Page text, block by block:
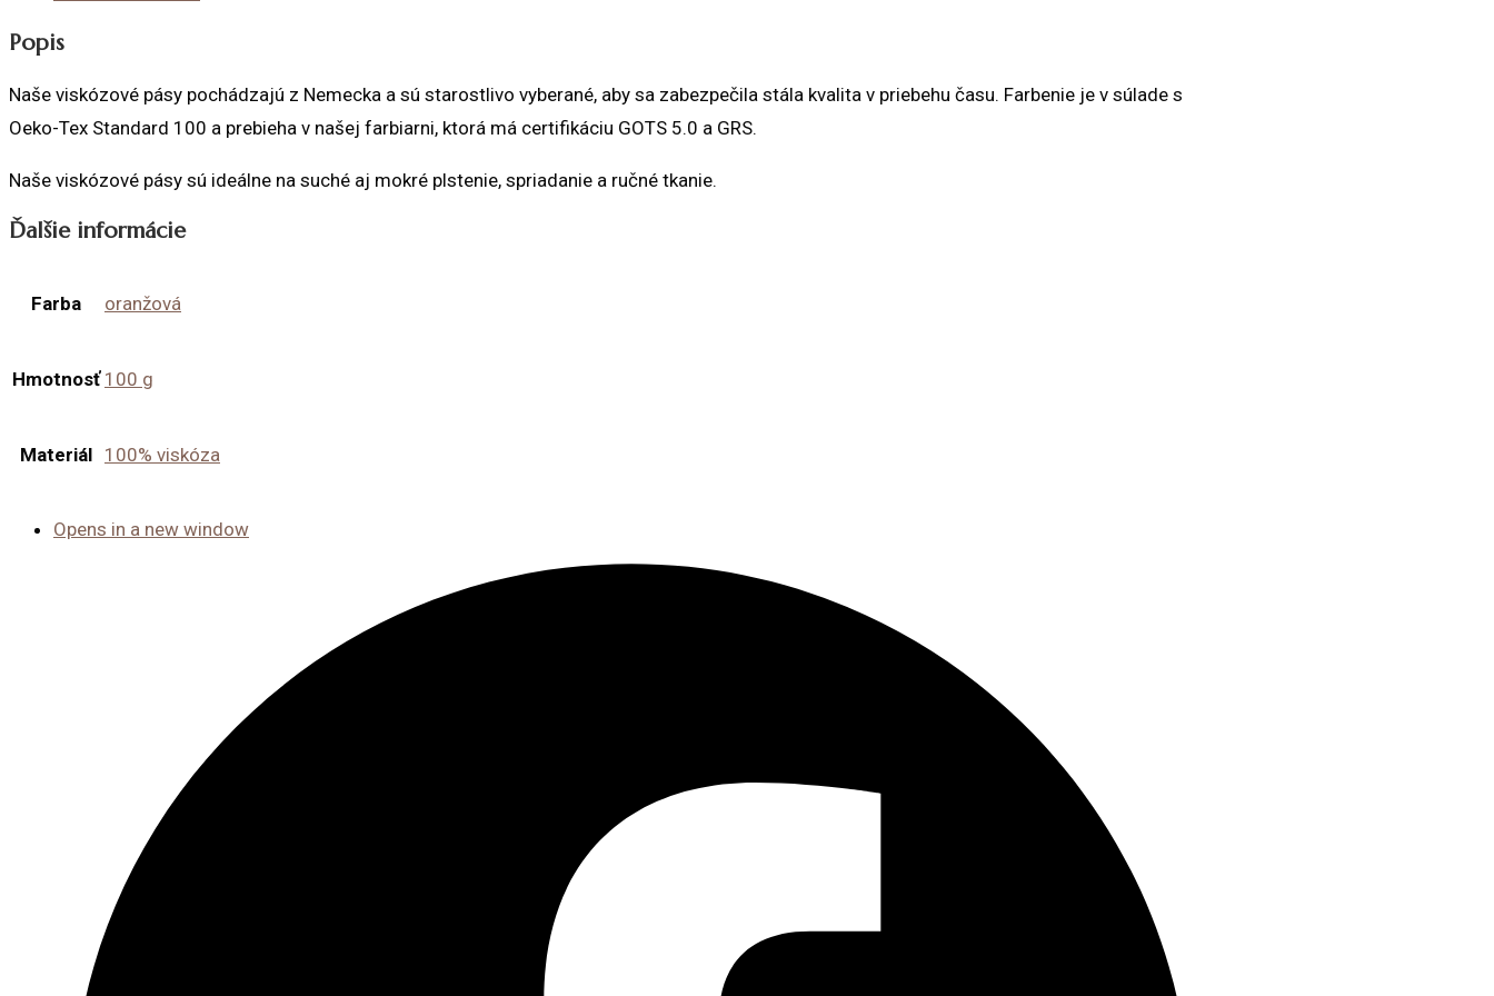
Popis
Naše viskózové pásy pochádzajú z Nemecka a sú starostlivo vyberané, aby sa zabezpečila stála kvalita v priebehu času. Farbenie je v súlade s
Oeko-Tex Standard 100 a prebieha v našej farbiarni, ktorá má certifikáciu GOTS 5.0 a GRS.
Naše viskózové pásy sú ideálne na suché aj mokré plstenie, spriadanie a ručné tkanie.
Ďalšie informácie
Farba oranžová
Hmotnosť 100 g
Materiál 100% viskóza
Opens in a new window